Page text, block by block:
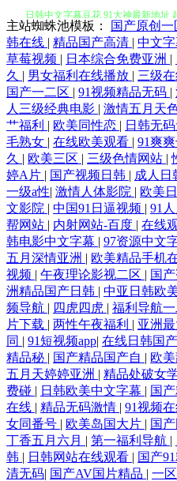
草福利资源网 无码午夜影院 最新
久久99精品在线 青娱乐吧91 香蕉
码 国产酒店久久网 麻豆久久 日本
国产喷水自拍 狼友视频网 日本影
看 亚洲成人网站网址 97影院在线午
视频 欧美性爱18 三级另类激情 午
热香蕉 韩日中无码视频 久久视5 欧
爱 91黄色网 AV淫海量导航 丁香社
日本AA网站 三级片手机版国产 亚
一二三 精品国产专区91 欧美性爱快
文字幕 国产理论在线观看 久草资源
费AV电话 AV色色导航 福利天堂91
主站蜘蛛池模板： 国产原创一
韩在线 | 精品国产高清 | 中文
草莓视频 | 日本综合免费亚洲 |
久 | 男女福利在线播放 | 三级
国产一二区 | 91视频精品无码 |
人三级经典电影 | 激情五月天
艹福利 | 欧美同性恋 | 日韩无
毛熟女 | 在线欧美观看 | 91爽
久 | 欧美三区 | 三级色情网站 |
婷A片 | 国产视频日韩 | 成人日
一级a性| 激情人体影院 | 欧美
文影院 | 中国91日逼视频 | 91
帮网站 | 内射网站-百度 | 在线
韩电影中文字幕 | 97资源中文
五月深情亚洲 | 欧美精品手机
视频 | 午夜理论影视二区 | 国
洲精品国产日韩 | 中亚日韩欧
频导航 | 四虎四虎 | 福利导航
片下载 | 两性午夜福利 | 亚洲
同 | 91短视频app| 在线日韩国
精品秘 | 国产精品国产自 | 欧
五月天婷婷亚洲 | 精品处破女
费碰 | 日韩欧美中文字幕 | 国
在线 | 精品无码激情 | 91视频
女同番号 | 欧美岛国大片 | 国
丁香五月六月 | 第一福利导航 |
韩 | 日韩网站在线观看 | 国产
清无码| 国产AV国片精品 | 一